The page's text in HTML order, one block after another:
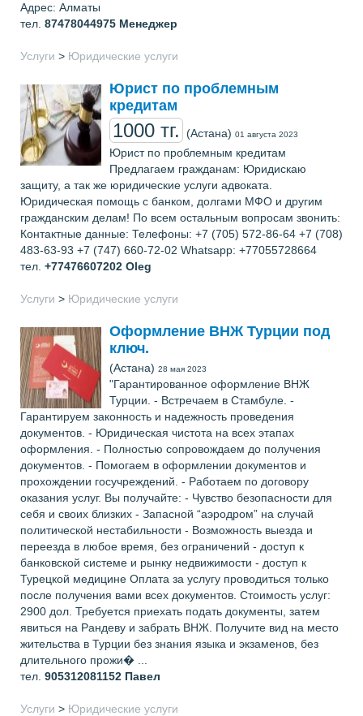
Адрес: Алматы
тел. 87478044975 Менеджер
Услуги > Юридические услуги
Юрист по проблемным
кредитам
1000 тг. (Астана) 01 августа 2023
Юрист по проблемным кредитам
Предлагаем гражданам: Юридискаю
защиту, а так же юридические услуги адвоката.
Юридическая помощь с банком, долгами МФО и другим
гражданским делам! По всем остальным вопросам звонить:
Контактные данные: Телефоны: +7 (705) 572-86-64 +7 (708)
483-63-93 +7 (747) 660-72-02 Whatsapp: +77055728664
тел. +77476607202 Oleg
Услуги > Юридические услуги
Оформление ВНЖ Турции под
ключ.
(Астана) 28 мая 2023
"Гарантированное оформление ВНЖ
Турции. - Встречаем в Стамбуле. -
Гарантируем законность и надежность проведения
документов. - Юридическая чистота на всех этапах
оформления. - Полностью сопровождаем до получения
документов. - Помогаем в оформлении документов и
прохождении госучреждений. - Работаем по договору
оказания услуг. Вы получайте: - Чувство безопасности для
себя и своих близких - Запасной “аэродром” на случай
политической нестабильности - Возможность выезда и
переезда в любое время, без ограничений - доступ к
банковской системе и рынку недвижимости - доступ к
Турецкой медицине Оплата за услугу проводиться только
после получения вами всех документов. Стоимость услуг:
2900 дол. Требуется приехать подать документы, затем
явиться на Рандеву и забрать ВНЖ. Получите вид на место
жительства в Турции без знания языка и экзаменов, без
длительного прожи� ...
тел. 905312081152 Павел
Услуги > Юридические услуги